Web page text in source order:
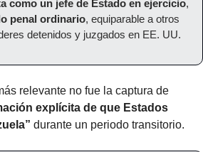
como un jefe de Estado en ejercicio,
penal ordinario, equiparable a otros
detenidos y juzgados en EE. UU.
relevante no fue la captura de
explícita de que Estados
durante un periodo transitorio.